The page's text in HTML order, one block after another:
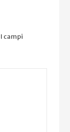
I campi